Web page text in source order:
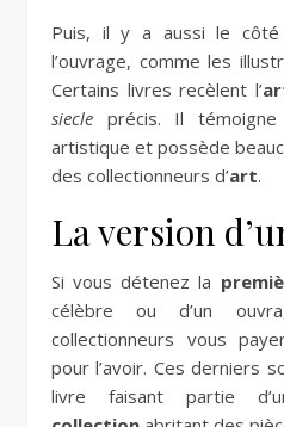
Puis, il y a aussi le
l’ouvrage, comme les
Certains livres recèlent l’
siecle précis. Il témoigne
artistique et possède
des collectionneurs d’art.
La version
Si vous détenez la
célèbre ou d’un
collectionneurs vous
pour l’avoir. Ces derniers
livre faisant partie